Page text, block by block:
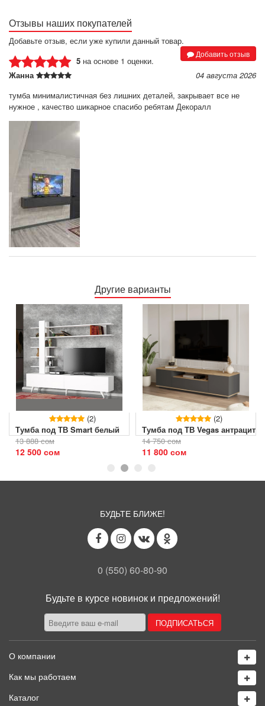
Отзывы наших покупателей
Добавьте отзыв, если уже купили данный товар.
Добавить отзыв
5 на основе 1 оценки.
Жанна
04 августа 2026
тумба минималистичная без лишних деталей, закрывает все не
нужное , качество шикарное спасибо ребятам Декоралл
Другие варианты
(2)
Тумба под ТВ Smart белый
13 888 сом
12 500 сом
(2)
Тумба под ТВ Vegas антрацит
14 750 сом
11 800 сом
БУДЬТЕ БЛИЖЕ!
0 (550) 60-80-90
Будьте в курсе новинок и предложений!
О компании
Как мы работаем
Каталог